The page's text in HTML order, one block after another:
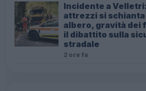
Incidente a
attrezzi si
albero, gravità dei
il dibattito sulla
stradale
2 ore fa